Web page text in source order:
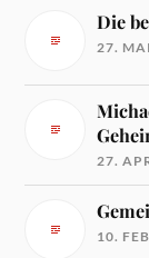
Die
27.
27.
10.